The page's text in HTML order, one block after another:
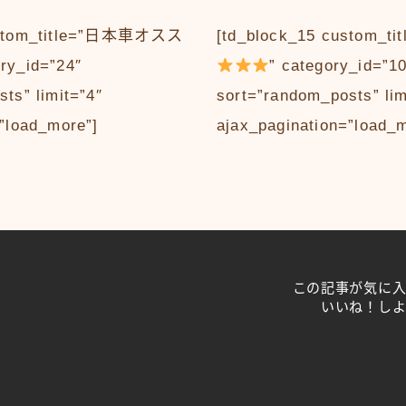
日本車オスス
limit=”4″
[td_block_15
”
sort=”random_posts”
この記事が気に
いいね！し